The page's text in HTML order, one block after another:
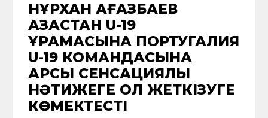
НҰРХАН ҚАҒАЗБАЕВ
ҚАЗАҚСТАН U-19
ҚҰРАМАСЫНА ПОРТУГАЛИЯ
U-19 КОМАНДАСЫНА
ҚАРСЫ СЕНСАЦИЯЛЫҚ
НӘТИЖЕГЕ ҚОЛ ЖЕТКІЗУГЕ
КӨМЕКТЕСТІ